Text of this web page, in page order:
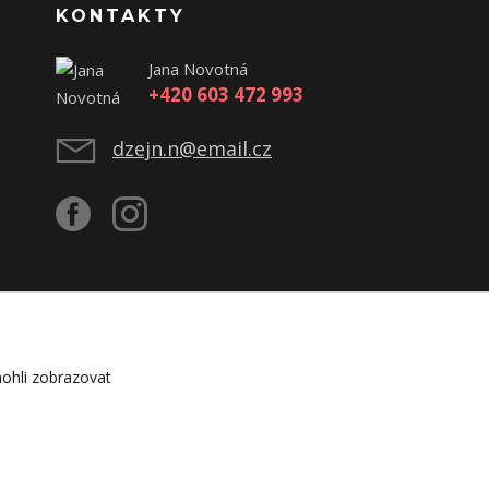
KONTAKTY
Jana Novotná
+420 603 472 993
dzejn.n@email.cz
zobrazovat